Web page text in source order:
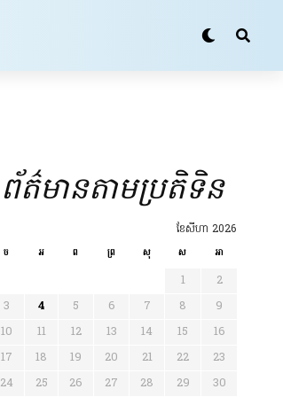
ព័ត៌មានតាមប្រតិទិន
ខែ​សីហា 2026
ច អ ព ព្រ សុ ស អា
1
2
3
4 5 6 7 8
9
10
11 12 13 14 15
16
17
18 19 20 21 22
23
24
25 26 27 28 29
30